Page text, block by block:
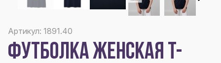
Артикул: 1891.40
ФУТБОЛКА ЖЕНСКАЯ T-